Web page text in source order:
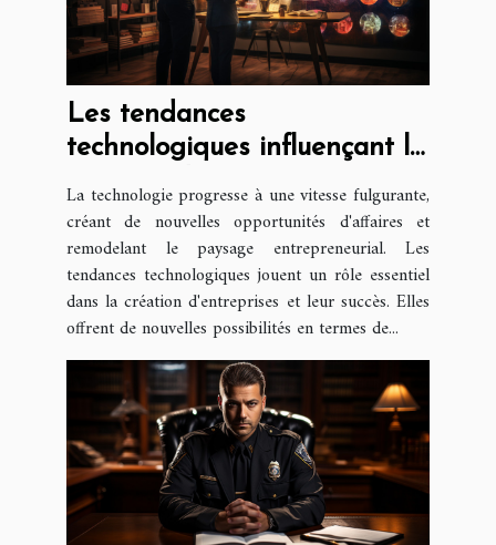
Les tendances
technologiques influençant la
création d'entreprise
La technologie progresse à une vitesse fulgurante,
créant de nouvelles opportunités d'affaires et
remodelant le paysage entrepreneurial. Les
tendances technologiques jouent un rôle essentiel
dans la création d'entreprises et leur succès. Elles
offrent de nouvelles possibilités en termes de...